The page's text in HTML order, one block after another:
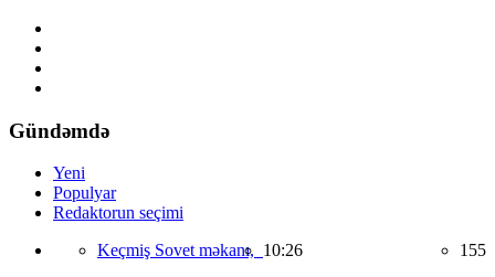
Gündəmdə
Yeni
Populyar
Redaktorun seçimi
Keçmiş Sovet məkanı, 10:26 155